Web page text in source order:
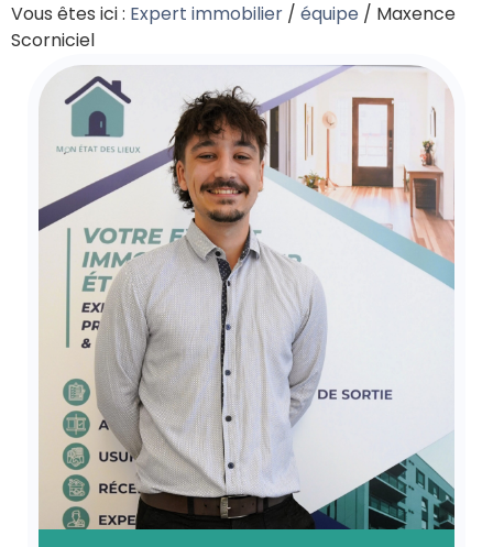
Vous êtes ici : Expert immobilier / équipe / Maxence
Scorniciel